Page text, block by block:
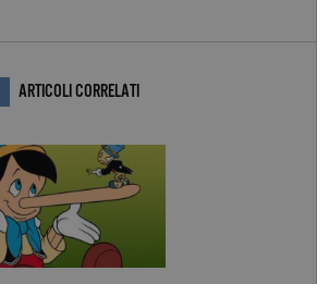
ARTICOLI CORRELATI